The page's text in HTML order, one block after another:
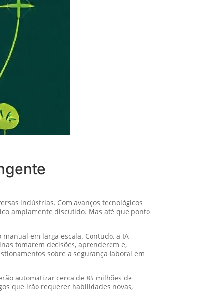
indústrias. Com avanços tecnológicos
amplamente discutido. Mas até que ponto
em larga escala. Contudo, a IA
tomarem decisões, aprenderem e,
sobre a segurança laboral em
automatizar cerca de 85 milhões de
que irão requerer habilidades novas,